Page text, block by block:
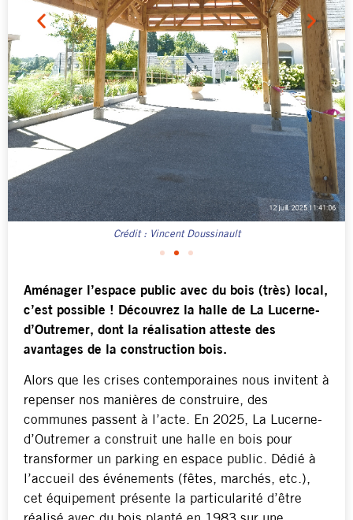
Crédit : Vincent Doussinault
Aménager l’espace public avec du bois (très) local,
c’est possible ! Découvrez la halle de La Lucerne-
d’Outremer, dont la réalisation atteste des
avantages de la construction bois.
Alors que les crises contemporaines nous invitent à
repenser nos manières de construire, des
communes passent à l’acte. En 2025, La Lucerne-
d’Outremer a construit une halle en bois pour
transformer un parking en espace public. Dédié à
l’accueil des événements (fêtes, marchés, etc.),
cet équipement présente la particularité d’être